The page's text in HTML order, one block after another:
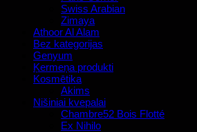
Swiss Arabian
Zimaya
Athoor Al Alam
Bez kategorijas
Genyum
Ķermeņa produkti
Kosmētika
Akims
Nišiniai kvepalai
Chambre52 Bois Flotté
Ex Nihilo